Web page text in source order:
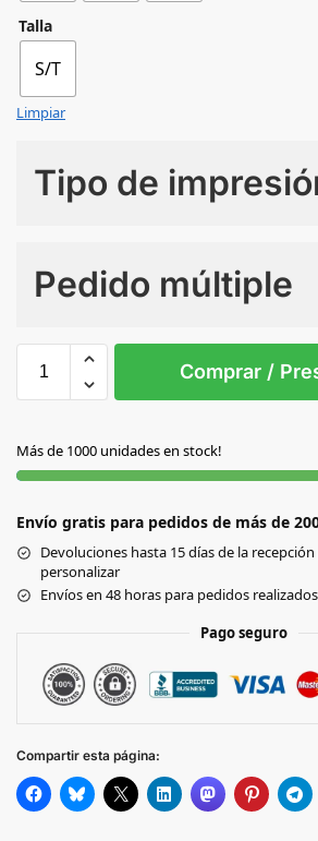
Talla
S/T
Limpiar
Tipo de
Pedido múltiple
NEGRO
ROJO
Comprar /
Más de 1000 unidades en stock!
Envío gratis para pedidos de más de
Devoluciones hasta 15 días de la
personalizar
Envíos en 48 horas para pedidos
Pago seguro
Compartir esta página: